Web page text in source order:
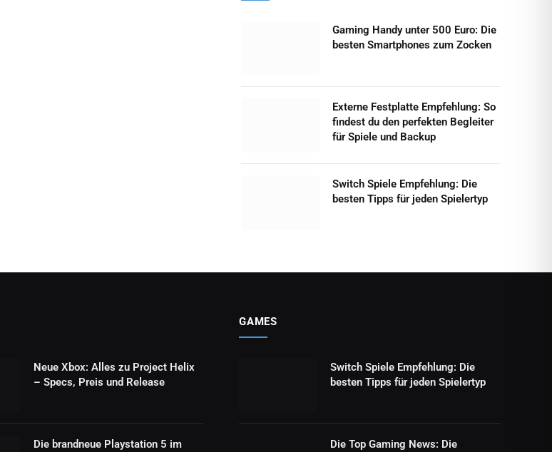
Gaming Handy unter 500 Euro: Die
besten Smartphones zum Zocken
Externe Festplatte Empfehlung: So
findest du den perfekten Begleiter
für Spiele und Backup
Switch Spiele Empfehlung: Die
besten Tipps für jeden Spielertyp
Neue Xbox: Alles zu Project Helix
– Specs, Preis und Release
Die brandneue Playstation 5 im
GAMES
Switch Spiele Empfehlung: Die
besten Tipps für jeden Spielertyp
Die Top Gaming News: Die